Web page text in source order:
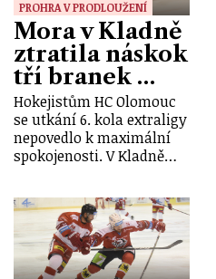
PROHRA V PRODLOUŽENÍ
Mora v Kladně
ztratila náskok
tří branek …
Hokejistům HC Olomouc
se utkání 6. kola extraligy
nepovedlo k maximální
spokojenosti. V Kladně…